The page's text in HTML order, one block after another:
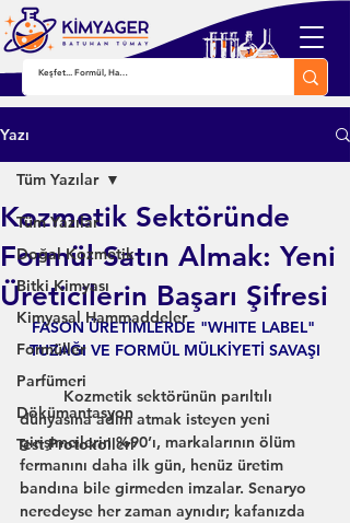
Yazı
Tüm Yazılar
Doğal Kozmetik
Bitki Kimyası
Kimyasal Hammaddeler
Formüller
Parfümeri
Dökümantasyon
Test Protokolleri
Tüm Yazılar
Kozmetik Sektöründe
Formül Satın Almak: Yeni
Üreticilerin Başarı Şifresi
FASON ÜRETİMLERDE "WHITE LABEL"
TUZAĞI VE FORMÜL MÜLKİYETİ SAVAŞI
dünyasına adım atmak isteyen yeni
girişimcilerin %90’ı, markalarının ölüm
fermanını daha ilk gün, henüz üretim
bandına bile girmeden imzalar. Senaryo
neredeyse her zaman aynıdır; kafanızda